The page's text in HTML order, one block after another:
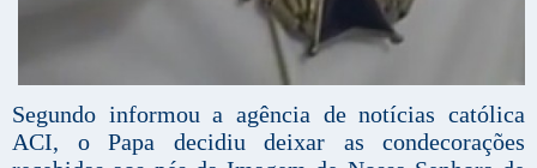
Segundo informou a agência de notícias católica
ACI, o Papa decidiu deixar as condecorações